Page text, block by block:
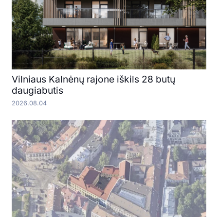
Vilniaus Kalnėnų rajone iškils 28 butų
daugiabutis
2026.08.04